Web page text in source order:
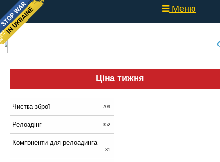
Меню
Ціна тижня
Чистка зброї 709
Релоадінг 352
Компоненти для релоадинга
31